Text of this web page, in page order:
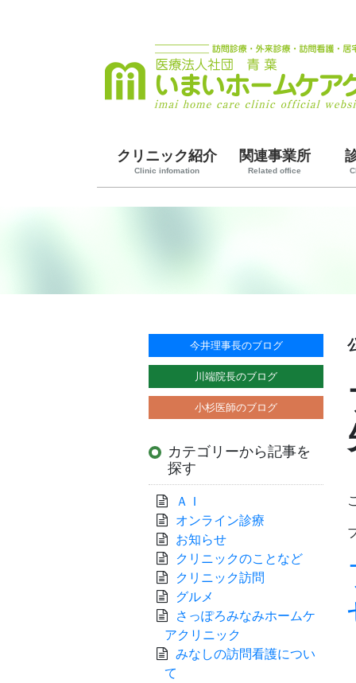
クリニック紹介
Clinic infomation
関連事業所
Related office
今井理事長のブログ
川端院長のブログ
小杉医師のブログ
カテゴリーから記事を
探す
ＡＩ
オンライン診療
お知らせ
クリニックのことなど
クリニック訪問
グルメ
さっぽろみなみホームケ
アクリニック
みなしの訪問看護につい
て